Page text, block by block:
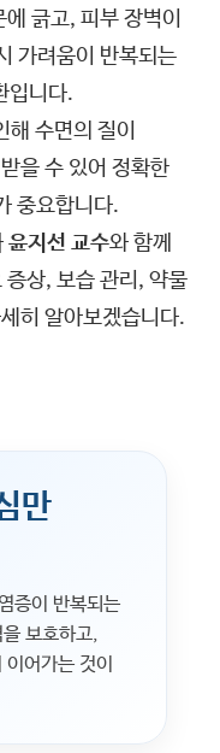
긁고, 피부 장벽이
가려움이 반복되는
입니다.
수면의 질이
을 수 있어 정확한
중요합니다.
윤지선 교수와 함께
상, 보습 관리, 약물
히 알아보겠습니다.
만
증이 반복되는
보호하고,
어가는 것이